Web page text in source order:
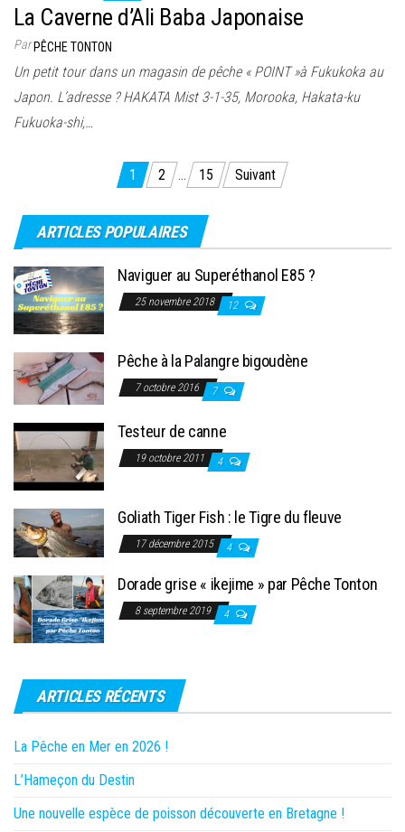
La Caverne d’Ali Baba Japonaise
ParPÊCHE TONTON
Un petit tour dans un magasin de pêche « POINT »à Fukukoka au
Japon. L’adresse ? HAKATA Mist 3-1-35, Morooka, Hakata-ku
Fukuoka-shi,…
Pagination
publications
1 2 … 15 Suivant
ARTICLES POPULAIRES
Naviguer au Superéthanol E85 ?
25 novembre 2018 12
Pêche à la Palangre bigoudène
7 octobre 2016 7
Testeur de canne
19 octobre 2011 4
Goliath Tiger Fish : le Tigre du fleuve
17 décembre 2015 4
Dorade grise « ikejime » par Pêche Tonton
8 septembre 2019 4
ARTICLES RÉCENTS
La Pêche en Mer en 2026 !
L’Hameçon du Destin
Une nouvelle espèce de poisson découverte en Bretagne !